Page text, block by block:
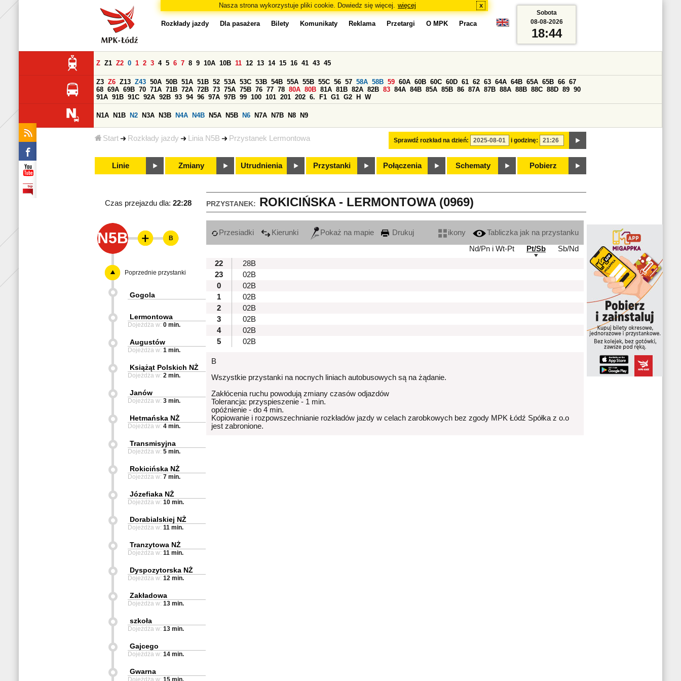
Nasza strona wykorzystuje pliki cookie. Dowiedz się więcej. więcej x
Start Rozkłady jazdy Linia N5B Przystanek Lermontowa
Rozkłady jazdy Dla pasażera Bilety Komunikaty Reklama Przetargi O MPK Praca
Sprawdź rozkład na dzień: i godzinę:
Z Z1 Z2 0 1 2 3 4 5 6 7 8 9 10A 10B 11 12 13 14 15 16 41 43 45
Z3 Z6 Z13 Z43 50A 50B 51A 51B 52 53A 53C 53B 54B 55A 55B 55C 56 57 58A 58B 59 60A 60B 60C 60D 61 62 63 64A 64B 65A 65B 66 67
68 69A 69B 70 71A 71B 72A 72B 73 75A 75B 76 77 78 80A 80B 81A 81B 82A 82B 83 84A 84B 85A 85B 86 87A 87B 88A 88B 88C 88D 89 90
91A 91B 91C 92A 92B 93 94 96 97A 97B 99 100 101 201 202 6. F1 G1 G2 H W
N1A N1B N2 N3A N3B N4A N4B N5A N5B N6 N7A N7B N8 N9
Linie Zmiany Utrudnienia Przystanki Połączenia Schematy Pobierz
Sobota
08-08-2026
18:44
PRZYSTANEK: ROKICIŃSKA - LERMONTOWA (0969)
Czas przejazdu dla: 22:28
N5B Przesiadki Kierunki Pokaż na mapie Drukuj ikony
Tabliczka jak na przystanku
Nd/Pn i Wt-Pt
Pt/Sb
Sb/Nd
22
28B
23
02B
0
02B
1
02B
2
02B
3
02B
4
02B
5
02B
B
Wszystkie przystanki na nocnych liniach autobusowych są na żądanie.
Zakłócenia ruchu powodują zmiany czasów odjazdów
Tolerancja: przyspieszenie - 1 min.
opóźnienie - do 4 min.
Kopiowanie i rozpowszechnianie rozkładów jazdy w celach zarobkowych bez zgody MPK Łódź Spółka z o.o
jest zabronione.
B
Poprzednie przystanki
Gogola
Lermontowa
Dojeżdża w: 0 min.
Augustów
Dojeżdża w: 1 min.
Książąt Polskich NŻ
Dojeżdża w: 2 min.
Janów
Dojeżdża w: 3 min.
Hetmańska NŻ
Dojeżdża w: 4 min.
Transmisyjna
Dojeżdża w: 5 min.
Rokicińska NŻ
Dojeżdża w: 7 min.
Józefiaka NŻ
Dojeżdża w: 10 min.
Dorabialskiej NŻ
Dojeżdża w: 11 min.
Tranzytowa NŻ
Dojeżdża w: 11 min.
Dyspozytorska NŻ
Dojeżdża w: 12 min.
Zakładowa
Dojeżdża w: 13 min.
szkoła
Dojeżdża w: 13 min.
Gajcego
Dojeżdża w: 14 min.
Gwarna
Dojeżdża w: 15 min.